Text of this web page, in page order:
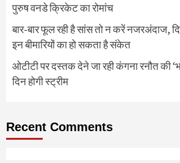
पुरुष वनडे क्रिकेट का रोमांच
बार-बार फूल रही है सांस तो न करें
इन बीमारियों का हो सकता है संकेत
ओटीटी पर दस्तक देने जा रही कंगना रनौत की
दिन होगी स्ट्रीम
Recent Comments